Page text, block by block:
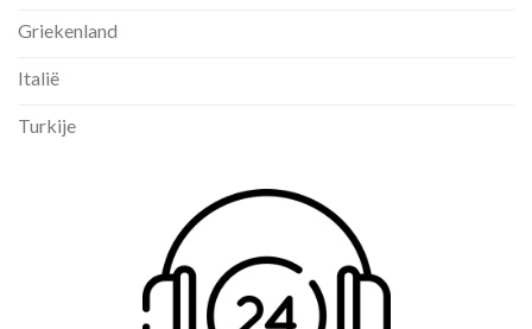
Griekenland
Italië
Turkije